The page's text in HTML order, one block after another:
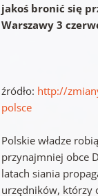
jakoś bronić się
Warszawy 3
źródło: http://
polsce
Polskie władze
przynajmniej obce
latach siania
urzędników, którzy